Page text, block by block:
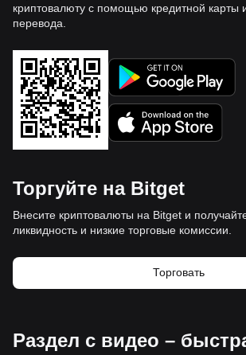
криптовалюту с помощью кредитной карты
перевода.
Торгуйте на Bitget
Внесите криптовалюты на Bitget и
ликвидность и низкие торговые комиссии.
Торговать
Раздел с видео –